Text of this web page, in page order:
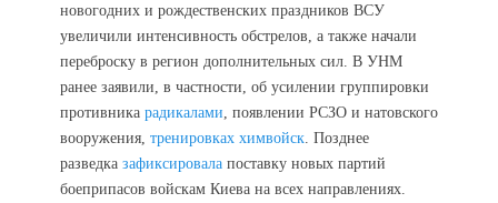
новогодних и рождественских праздников ВСУ
увеличили интенсивность обстрелов, а также начали
переброску в регион дополнительных сил. В УНМ
ранее заявили, в частности, об усилении группировки
противника радикалами , появлении РСЗО и натовского
вооружения, тренировках химвойск . Позднее
разведка зафиксировала поставку новых партий
боеприпасов войскам Киева на всех направлениях.